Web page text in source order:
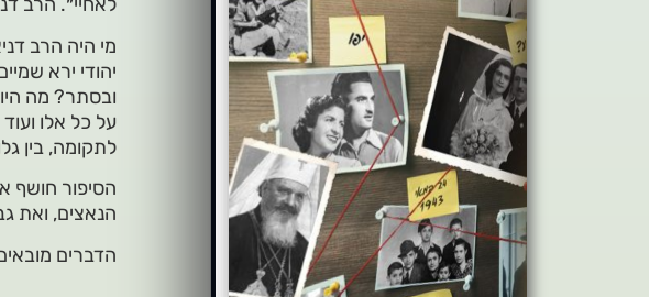
מי היה הרב
יהודי ירא
ובסתר? מה
על כל אלו
לתקומה, בין
הסיפור חושף
הנאצים, ואת
הדברים